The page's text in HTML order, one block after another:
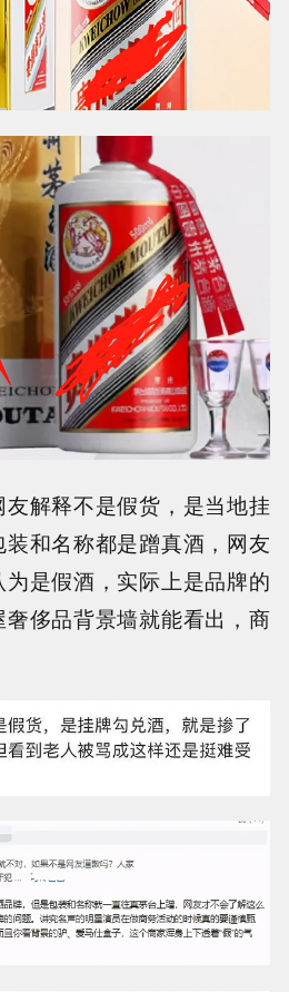
解释不是假货，是当地挂
和名称都是蹭真酒，网友
是假酒，实际上是品牌的
侈品背景墙就能看出，商